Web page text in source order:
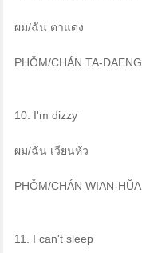
ผม/ฉัน ตาแดง
PHǑM/CHÁN TA-DAENG
10. I'm dizzy
ผม/ฉัน เวียนหัว
PHǑM/CHÁN WIAN-HŬA
11. I can't sleep